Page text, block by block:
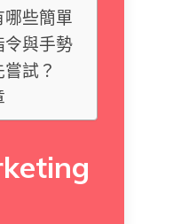
哪些簡單
令與手勢
試？